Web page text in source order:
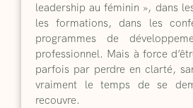
leadership au féminin », dans
les formations, dans les
programmes de
professionnel. Mais à force
parfois par perdre en clarté,
vraiment le temps de se
recouvre.